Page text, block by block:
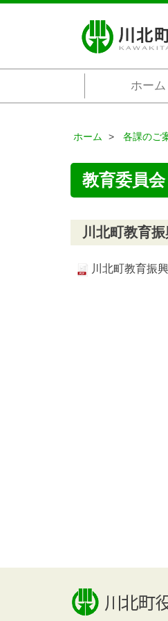
ホーム
ホーム 各課のご
教育委員
川北町教育
川北町教育振